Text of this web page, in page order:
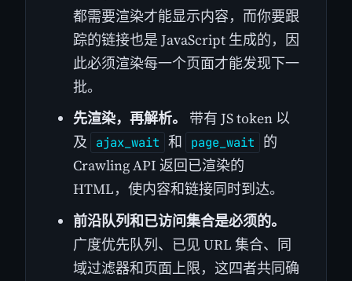
都需要渲染才能显示内容，而你要跟
踪的链接也是 JavaScript 生成的，因
此必须渲染每一个页面才能发现下一
批。
先渲染，再解析。
带有 JS token 以
及
ajax_wait 和 page_wait
的
Crawling API 返回已渲染的
HTML，使内容和链接同时到达。
前沿队列和已访问集合是必须的。
广度优先队列、已见 URL 集合、同
域过滤器和页面上限，这四者共同确